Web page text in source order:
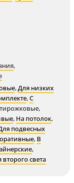
,
,Для низких
,С
,
, На потолок,
подвесных
, В
,
второго света